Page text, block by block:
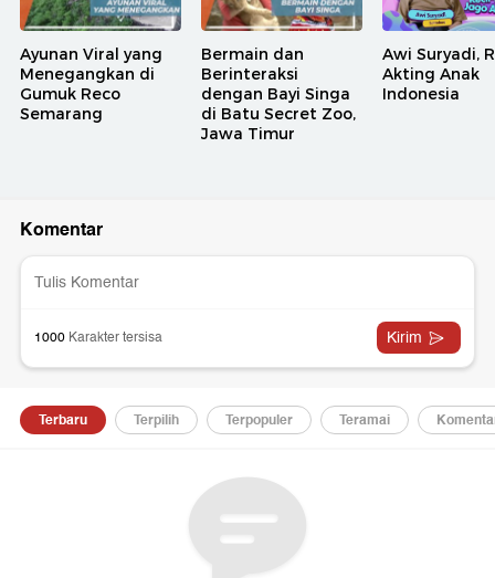
Ayunan Viral yang
Menegangkan di
Gumuk Reco
Semarang
Bermain dan
Berinteraksi
dengan Bayi Singa
di Batu Secret Zoo,
Jawa Timur
Awi Suryadi,
Akting Anak
Indonesia